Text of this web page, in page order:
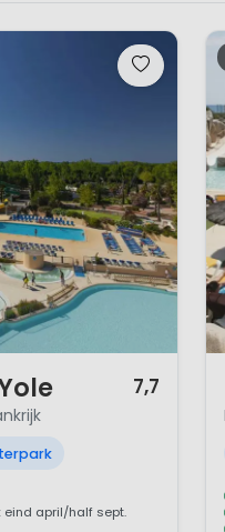
voor strand- en
klimaat
heeft een
het warmste plekje
klimaat.. De zon
van de zon. 🌞
7,7
eind april/half sept.